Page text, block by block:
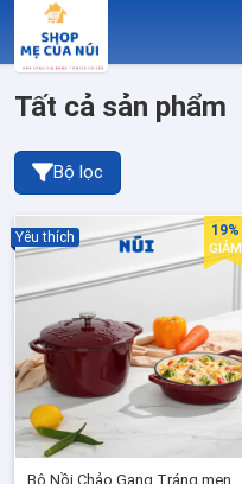
Tất cả sản phẩm
Bộ lọc
Bộ Nồi Chảo Gang Tráng men
Yêu thích 19%
GIẢM